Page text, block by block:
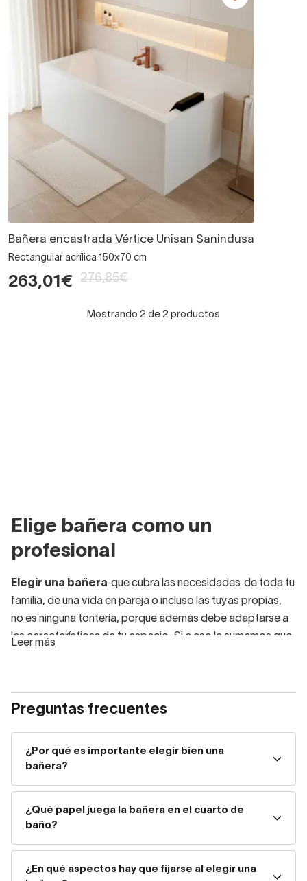
Bañera encastrada Vértice Unisan Sanindusa
Rectangular acrílica 150x70 cm
263,01€ 276,85€
Mostrando 2 de 2 productos
Elige bañera como un
profesional
Elegir una bañera que cubra las necesidades de toda tu
familia, de una vida en pareja o incluso las tuyas propias,
no es ninguna tontería, porque además debe adaptarse a
las características de tu espacio. Si a eso le sumamos que,
preocupes porque, además de tener un gran catálogo de
bañeras, también tenemos unos cuantos consejos.
Ya sea la única pieza del baño para asearse o vaya
acompañada por unplato de ducha, una bañera para
baño es un elemento fundamental que
puedepotenciar la estética y funcionalidad de tu
cuarto de baño, además de realizar una labor
crucial.
Para elegir unabañera de baño bonita y duradera hay
que observar distintos detalles: su colocación, su
Leer más
Preguntas frecuentes
¿Por qué es importante elegir bien una
bañera?
¿Qué papel juega la bañera en el cuarto de
baño?
¿En qué aspectos hay que fijarse al elegir una